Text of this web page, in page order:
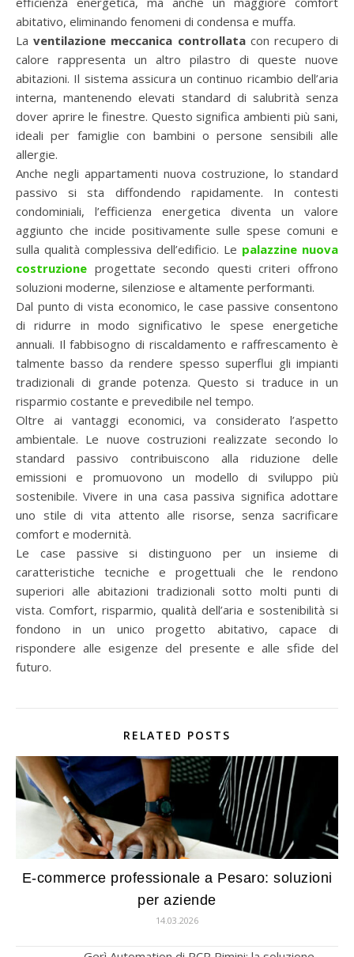
abitativo, eliminando fenomeni di condensa e muffa.
Laventilazione meccanica controllatacon recupero di
calore rappresenta un altro pilastro di queste nuove
abitazioni. Il sistema assicura un continuo ricambio dell’aria
interna, mantenendo elevati standard di salubrità senza
dover aprire le finestre. Questo significa ambienti più sani,
ideali per famiglie con bambini o persone sensibili alle
allergie.
Anche negli appartamenti nuova costruzione, lo standard
passivo si sta diffondendo rapidamente. In contesti
condominiali, l’efficienza energetica diventa un valore
aggiunto che incide positivamente sulle spese comuni e
sulla qualità complessiva dell’edificio. Le palazzine nuova
costruzione progettate secondo questi criteri offrono
soluzioni moderne, silenziose e altamente performanti.
Dal punto di vista economico, le case passive consentono
di ridurre in modo significativo le spese energetiche
annuali. Il fabbisogno di riscaldamento e raffrescamento è
talmente basso da rendere spesso superflui gli impianti
tradizionali di grande potenza. Questo si traduce in un
risparmio costante e prevedibile nel tempo.
Oltre ai vantaggi economici, va considerato l’aspetto
ambientale. Le nuove costruzioni realizzate secondo lo
standard passivo contribuiscono alla riduzione delle
emissioni e promuovono un modello di sviluppo più
sostenibile. Vivere in una casa passiva significa adottare
uno stile di vita attento alle risorse, senza sacrificare
comfort e modernità.
Le case passive si distinguono per un insieme di
caratteristiche tecniche e progettuali che le rendono
superiori alle abitazioni tradizionali sotto molti punti di
vista. Comfort, risparmio, qualità dell’aria e sostenibilità si
fondono in un unico progetto abitativo, capace di
rispondere alle esigenze del presente e alle sfide del
futuro.
RELATED POSTS
E-commerce professionale a Pesaro: soluzioni
per aziende
14.03.2026